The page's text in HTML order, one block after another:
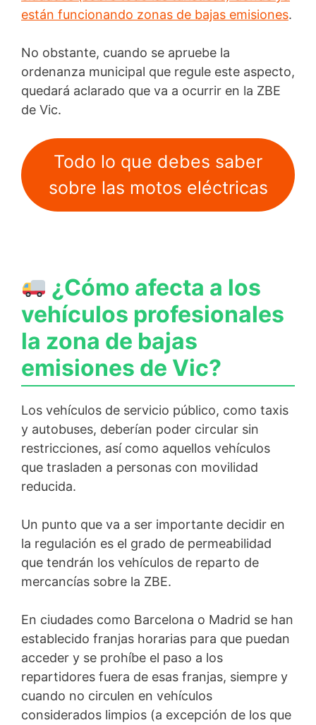
están funcionando zonas de bajas emisiones.
No obstante, cuando se apruebe la
ordenanza municipal que regule este aspecto,
quedará aclarado que va a ocurrir en la ZBE
de Vic.
Todo lo que debes saber
sobre las motos eléctricas
¿Cómo afecta a los
vehículos profesionales
la zona de bajas
emisiones de Vic?
Los vehículos de servicio público, como taxis
y autobuses, deberían poder circular sin
restricciones, así como aquellos vehículos
que trasladen a personas con movilidad
reducida.
Un punto que va a ser importante decidir en
la regulación es el grado de permeabilidad
que tendrán los vehículos de reparto de
mercancías sobre la ZBE.
En ciudades como Barcelona o Madrid se han
establecido franjas horarias para que puedan
acceder y se prohíbe el paso a los
repartidores fuera de esas franjas, siempre y
cuando no circulen en vehículos
considerados limpios (a excepción de los que